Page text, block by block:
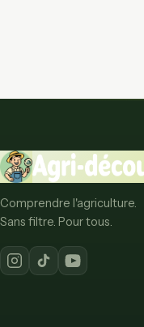
Comprendre l'agriculture.
Sans filtre. Pour tous.